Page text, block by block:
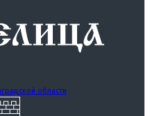
области